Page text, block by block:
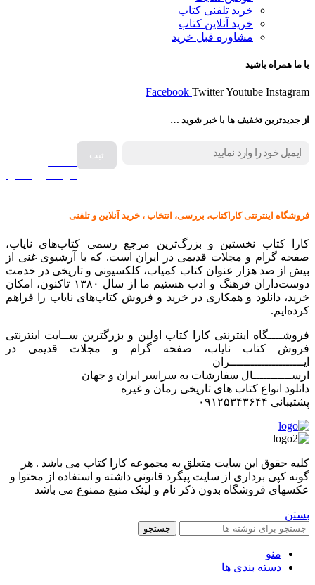
خرید تلفنی کتاب
خرید آنلاین کتاب
مشاوره قبل خرید
با ما همراه باشید
Facebook TwitterYoutube Instagram
از جدیدترین تخفیف ها با خبر شوید …
فروش انواع
فروشگاه اینترنتی کاراکتاب، بررسی، انتخاب ، خرید آنلاین و تلفنی
کارا کتاب نخستین و بزرگ‌ترین مرجع رسمی کتاب‌های نایاب،
صفحه گرام و مجلات قدیمی در ایران است. که با آرشیوی غنی از
بیش از صد هزار عنوان کتاب کمیاب، کلکسیونی و تاریخی در خدمت
دوست‌داران فرهنگ و ادب هستیم ما از سال ۱۳۸۰ تاکنون، امکان
خرید، دانلود و همکاری در خرید و فروش کتاب‌های نایاب را فراهم
کرده‌ایم.
فروشــــگاه اینترنتی کارا کتاب اولین و بزرگترین ســایت اینترنتی
فروش کتاب نایاب، صفحه گرام و مجلات قدیمی در
ایـــــــــــــــــــــران
ارســـــــــــال سفارشات به سراسر ایران و جهان
دانلود انواع کتاب های تاریخی رمان و غیره
پشتیبانی ۰۹۱۲۵۳۴۳۶۴۴
کليه حقوق اين سايت متعلق به مجموعه کارا کتاب می باشد . هر
گونه کپی برداری از سایت پیگرد قانونی داشته و استفاده از محتوا و
عکسهای فروشگاه بدون ذکر نام و لینک منبع ممنوع می باشد
بستن
جستجو
منو
دسته بندی ها